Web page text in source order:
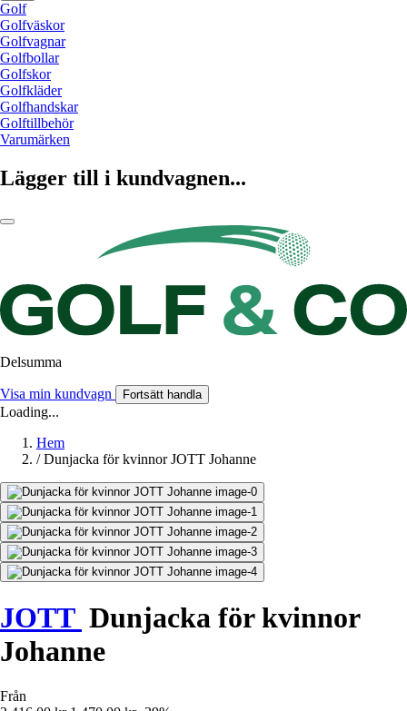
Golf
Golfväskor
Golfvagnar
Golfbollar
Golfskor
Golfkläder
Golfhandskar
Golftillbehör
Varumärken
Lägger till i kundvagnen...
Delsumma
Visa min kundvagn Fortsätt handla
Loading...
Hem
/ Dunjacka för kvinnor JOTT Johanne
JOTT Dunjacka för kvinnor
Johanne
Från